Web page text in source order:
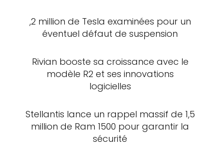
,2 million de Tesla examinées pour un
éventuel défaut de suspension
Rivian booste sa croissance avec le
modèle R2 et ses innovations
logicielles
Stellantis lance un rappel massif de 1,5
million de Ram 1500 pour garantir la
sécurité